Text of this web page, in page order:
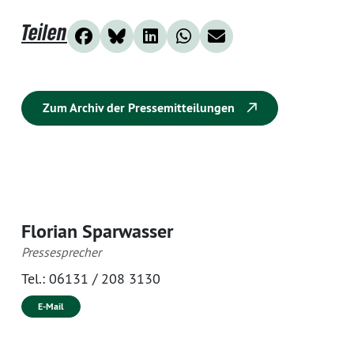
Teilen
Zum Archiv der Pressemitteilungen
Florian Sparwasser
Pressesprecher
Tel.: 06131 / 208 3130
E-Mail